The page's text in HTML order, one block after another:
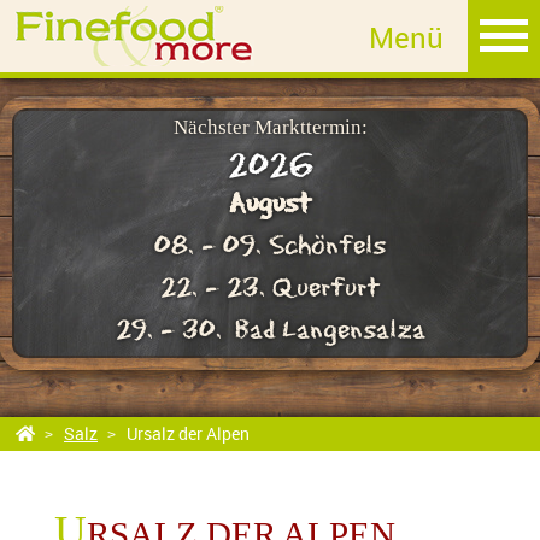
MET
Fruchtlikör
Edelbrand
Rum
Essig
Öl
Salz
Meersalz von der afrikanischen Küste, Handgeschöpft, einzigartige
Nächster Markttermin:
2026
August
08. - 09. Schönfels
22. - 23. Querfurt
29. - 30. Bad Langensalza
Salz Ursalz der Alpen